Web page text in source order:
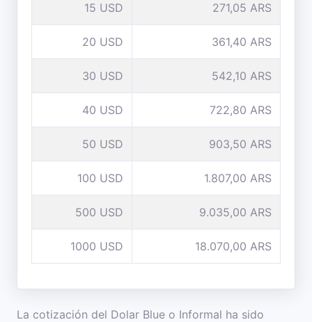
15 USD 271,05 ARS
20 USD 361,40 ARS
30 USD 542,10 ARS
40 USD 722,80 ARS
50 USD 903,50 ARS
100 USD 1.807,00 ARS
500 USD 9.035,00 ARS
1000 USD 18.070,00 ARS
La cotización del Dolar Blue o Informal ha sido